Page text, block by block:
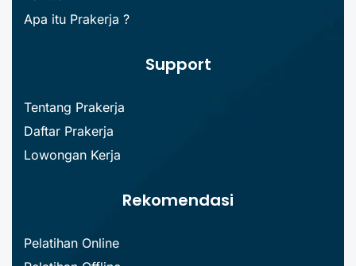
Apa itu Prakerja ?
Support
Tentang Prakerja
Daftar Prakerja
Lowongan Kerja
Rekomendasi
Pelatihan Online